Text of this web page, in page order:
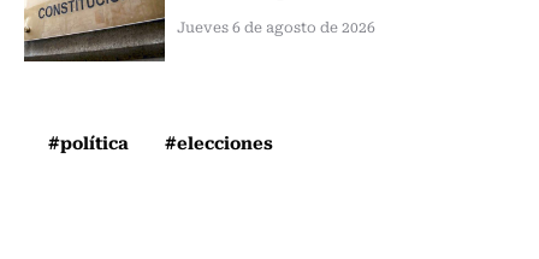
Jueves 6 de agosto de 2026
#política #elecciones